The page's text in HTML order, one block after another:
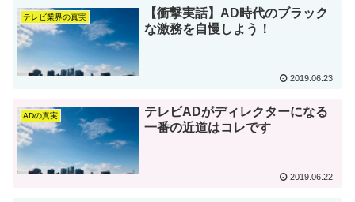
テレビ業界の真実
【衝撃実話】AD時代のブラック
な激務を自慢しよう！
2019.06.23
ADの真実
テレビADがディレクターになる
一番の近道はコレです
2019.06.22